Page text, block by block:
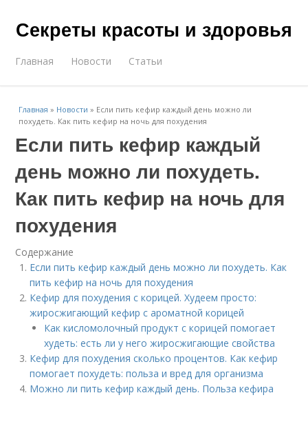
Секреты красоты и здоровья
Главная Новости Статьи
Главная » Новости » Если пить кефир каждый день можно ли
похудеть. Как пить кефир на ночь для похудения
Если пить кефир каждый
день можно ли похудеть.
Как пить кефир на ночь для
похудения
Содержание
Если пить кефир каждый день можно ли похудеть. Как
пить кефир на ночь для похудения
Кефир для похудения с корицей. Худеем просто:
жиросжигающий кефир с ароматной корицей
Как кисломолочный продукт с корицей помогает
худеть: есть ли у него жиросжигающие свойства
Кефир для похудения сколько процентов. Как кефир
помогает похудеть: польза и вред для организма
Можно ли пить кефир каждый день. Польза кефира